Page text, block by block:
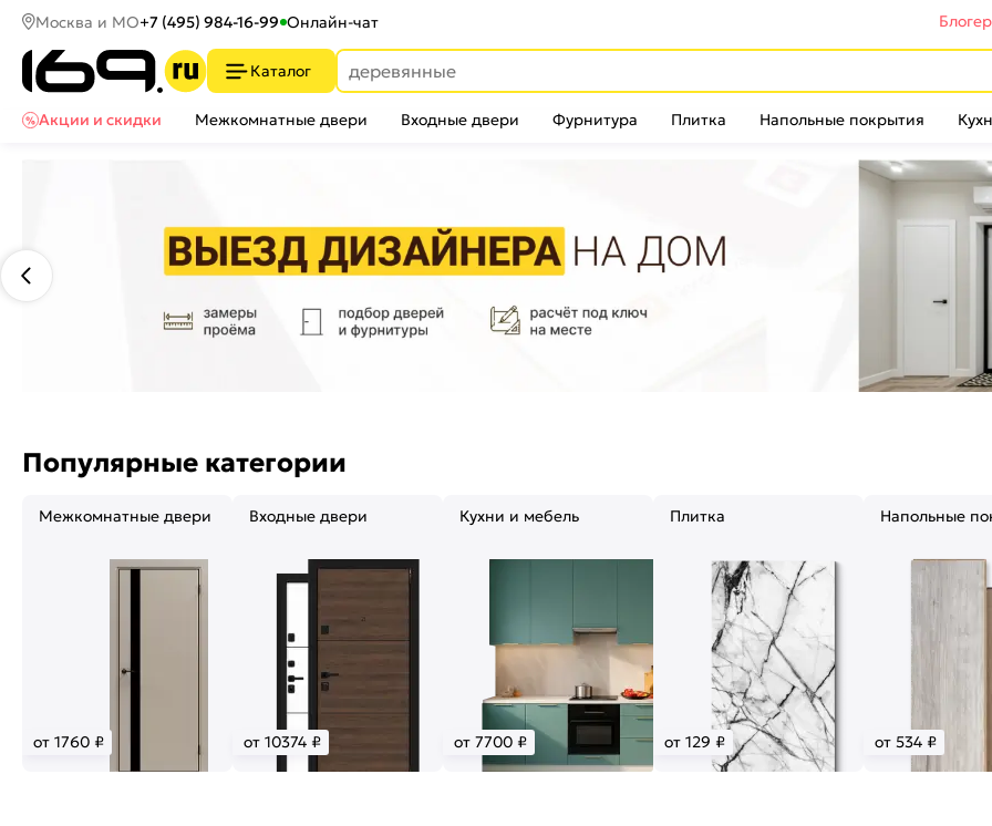
Москва и МО+7 (495) 984-16-99 Онлайн-чат
Каталог
Акции и скидки
Межкомнатные двери Входные двери Фурнитура Плитка Напольные покрытия
Популярные категории
Межкомнатные двери
от 1760 ₽
Входные двери
от 10374 ₽
Кухни и мебель
от 7700 ₽
Плитка
от 129 ₽
Напольные
от 534 ₽